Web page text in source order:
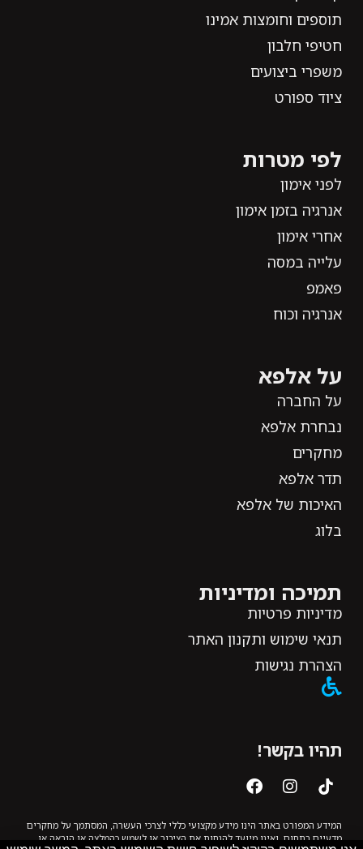
תוספים וחומצות אמינו
חטיפי חלבון
משפרי ביצועים
ציוד ספורט
לפי מטרות
לפני אימון
אנרגיה בזמן אימון
אחרי אימון
עלייה במסה
פאמפ
אנרגיה וכוח
על אלפא
על החברה
נבחרת אלפא
מחקרים
תדר אלפא
האיכות של אלפא
בלוג
תמיכה ומדיניות
מדיניות פרטיות
תנאי שימוש ותקנון האתר
הצהרת נגישות
תהיו בקשר!
המידע המפורט באתר הינו מידע מקצועי כללי לצרכי העשרה, המסתמך על מחקרים
מדעיים בתחום, ואינו מיועד להנחות את הציבור או לשמש כהמלצה או הוראה או